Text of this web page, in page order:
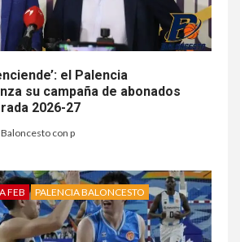
el Palencia
su campaña de abonados
2026-27
Baloncesto con p
FEB PALENCIA BALONCESTO